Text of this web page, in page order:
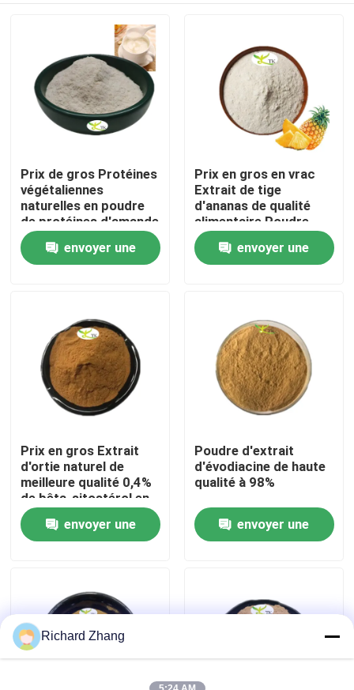
À la maison
À propos de nous
Visite de l'usine
Nous contacter
Demandez un devis
Poudre superbe de nourriture
Matières premières cosmétiques
Prix ​​de gros Protéines
végétaliennes
naturelles en poudre
de protéines d'amande
40 % 50 % 60 %
envoyer une
Prix en gros en vrac
Extrait de tige
d'ananas de qualité
alimentaire Poudre
d'enzyme de
bromélaïne
1200/2400 GDU
envoyer une
Prix en gros Extrait
d'ortie naturel de
meilleure qualité 0,4%
de bêta-sitostérol en
poudre
envoyer une
Poudre d'extrait
d'évodiacine de haute
qualité à 98%
envoyer une
Richard Zhang